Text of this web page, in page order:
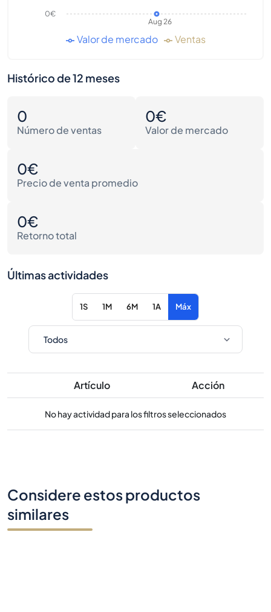
Aug 26
0€
Valor de mercado Ventas
Histórico de 12 meses
0
Número de ventas
0€
Valor de mercado
0€
Precio de venta promedio
0€
Retorno total
Últimas actividades
1S 1M 6M 1A Máx
Artículo Acción
No hay actividad para los filtros seleccionados
Considere estos productos
similares